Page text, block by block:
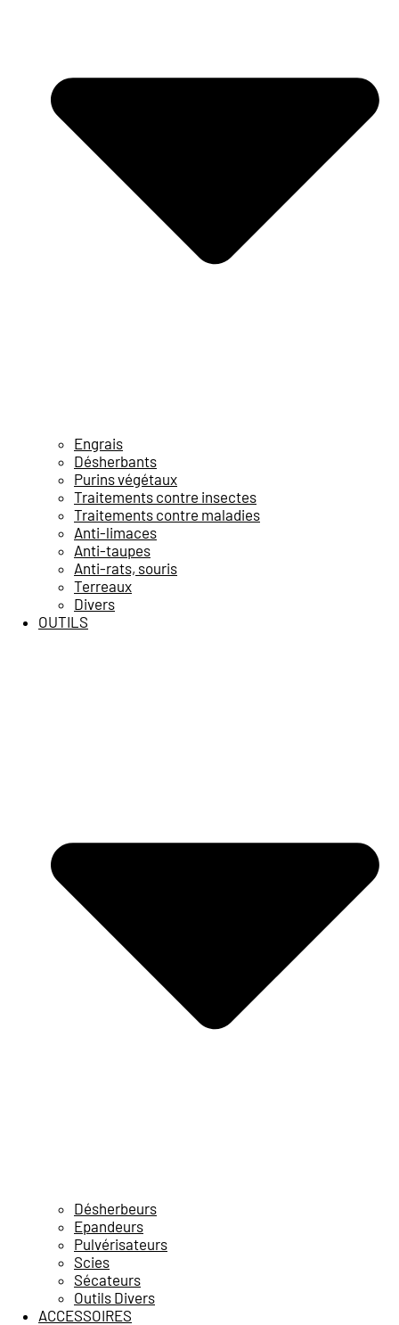
Engrais
Désherbants
Purins végétaux
Traitements contre insectes
Traitements contre maladies
Anti-limaces
Anti-taupes
Anti-rats, souris
Terreaux
Divers
OUTILS
Désherbeurs
Epandeurs
Pulvérisateurs
Scies
Sécateurs
Outils Divers
ACCESSOIRES